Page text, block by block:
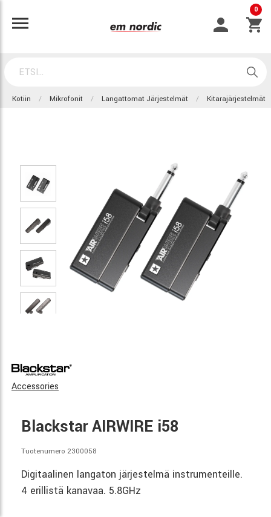
0
Kotiin Mikrofonit Langattomat Järjestelmät Kitarajärjestelmät
Accessories
Blackstar AIRWIRE i58
Tuotenumero 2300058
Digitaalinen langaton järjestelmä instrumenteille.
4 erillistä kanavaa. 5.8GHz